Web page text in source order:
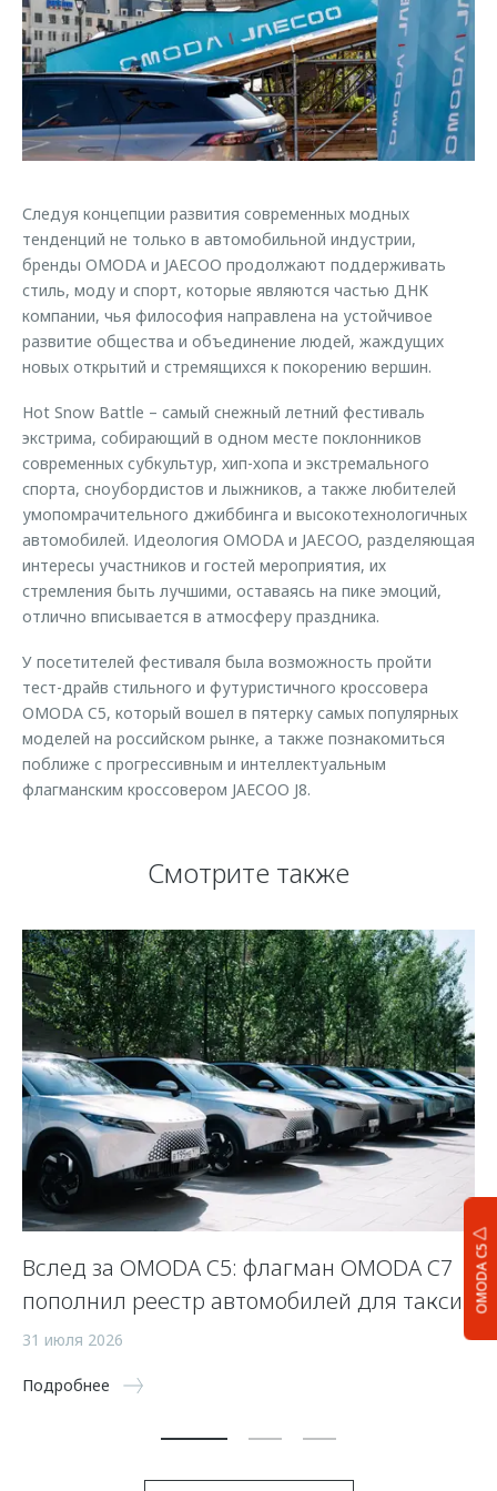
Страхование
Кредитный калькулятор
Аксессуары
Одежда и сувениры
Запчасти
Трейд-ин
Калькулятор трейд-ин
Клиентская поддержка
O&J Автоклуб
Клуб владельцев OMODA
Приложение O&J
Одежда и сувениры
Оригинальные аксессуары
Запчасти
Обратная связь
OMODA C5
Следуя концепции развития современных модных
тенденций не только в автомобильной индустрии,
бренды OMODA и JAECOO продолжают поддерживать
стиль, моду и спорт, которые являются частью ДНК
компании, чья философия направлена на устойчивое
развитие общества и объединение людей, жаждущих
новых открытий и стремящихся к покорению вершин.
Hot Snow Battle – самый снежный летний фестиваль
экстрима, собирающий в одном месте поклонников
современных субкультур, хип-хопа и экстремального
спорта, сноубордистов и лыжников, а также любителей
умопомрачительного джиббинга и высокотехнологичных
автомобилей. Идеология OMODA и JAECOO, разделяющая
интересы участников и гостей мероприятия, их
стремления быть лучшими, оставаясь на пике эмоций,
отлично вписывается в атмосферу праздника.
У посетителей фестиваля была возможность пройти
тест-драйв стильного и футуристичного кроссовера
OMODA C5, который вошел в пятерку самых популярных
моделей на российском рынке, а также познакомиться
поближе с прогрессивным и интеллектуальным
флагманским кроссовером JAECOO J8.
Смотрите также
Вслед за OMODA C5: флагман OMODA C7
пополнил реестр автомобилей для такси
31 июля 2026
Подробнее